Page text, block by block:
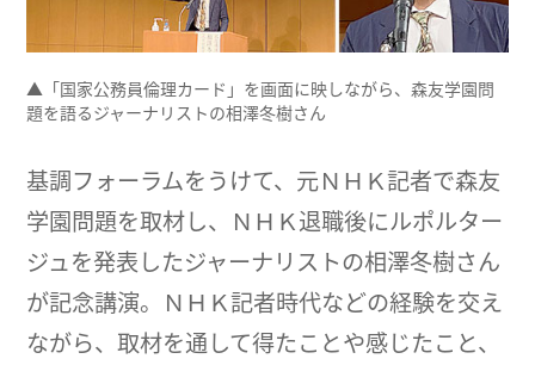
▲「国家公務員倫理カード」を画面に映しながら、森友学園問
題を語るジャーナリストの相澤冬樹さん
基調フォーラムをうけて、元ＮＨＫ記者で森友
学園問題を取材し、ＮＨＫ退職後にルポルター
ジュを発表したジャーナリストの相澤冬樹さん
が記念講演。ＮＨＫ記者時代などの経験を交え
ながら、取材を通して得たことや感じたこと、